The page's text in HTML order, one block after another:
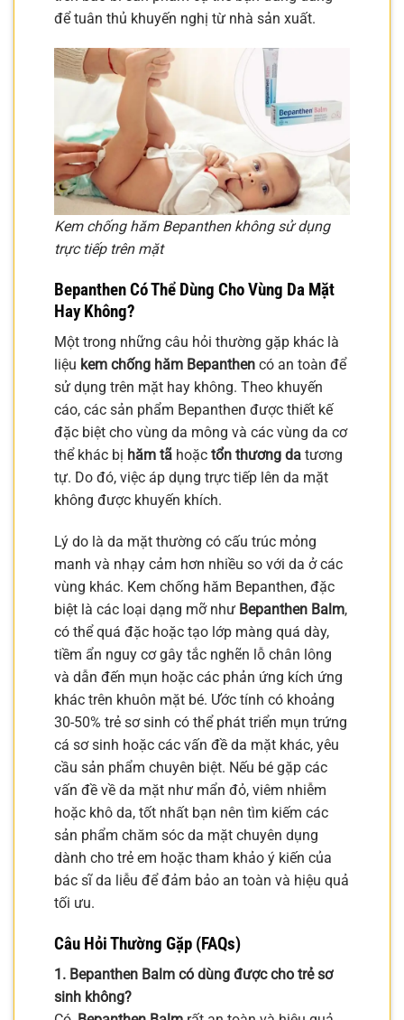
để tuân thủ khuyến nghị từ nhà sản xuất.
Kem chống hăm Bepanthen không sử dụng
trực tiếp trên mặt
Bepanthen Có Thể Dùng Cho Vùng Da Mặt
Hay Không?
Một trong những câu hỏi thường gặp khác là
liệu kem chống hăm Bepanthen có an toàn để
sử dụng trên mặt hay không. Theo khuyến
cáo, các sản phẩm Bepanthen được thiết kế
đặc biệt cho vùng da mông và các vùng da cơ
thể khác bị hăm tã hoặc tổn thương da tương
tự. Do đó, việc áp dụng trực tiếp lên da mặt
không được khuyến khích.
Lý do là da mặt thường có cấu trúc mỏng
manh và nhạy cảm hơn nhiều so với da ở các
vùng khác. Kem chống hăm Bepanthen, đặc
biệt là các loại dạng mỡ như Bepanthen Balm,
có thể quá đặc hoặc tạo lớp màng quá dày,
tiềm ẩn nguy cơ gây tắc nghẽn lỗ chân lông
và dẫn đến mụn hoặc các phản ứng kích ứng
khác trên khuôn mặt bé. Ước tính có khoảng
30-50% trẻ sơ sinh có thể phát triển mụn trứng
cá sơ sinh hoặc các vấn đề da mặt khác, yêu
cầu sản phẩm chuyên biệt. Nếu bé gặp các
vấn đề về da mặt như mẩn đỏ, viêm nhiễm
hoặc khô da, tốt nhất bạn nên tìm kiếm các
sản phẩm chăm sóc da mặt chuyên dụng
dành cho trẻ em hoặc tham khảo ý kiến của
bác sĩ da liễu để đảm bảo an toàn và hiệu quả
tối ưu.
Câu Hỏi Thường Gặp (FAQs)
1. Bepanthen Balm có dùng được cho trẻ sơ
sinh không?